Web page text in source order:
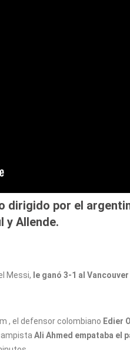
dirigido por el
y Allende.
Messi, le ganó 3-1 al
, el defensor colombiano Edier
Ali Ahmed empataba el